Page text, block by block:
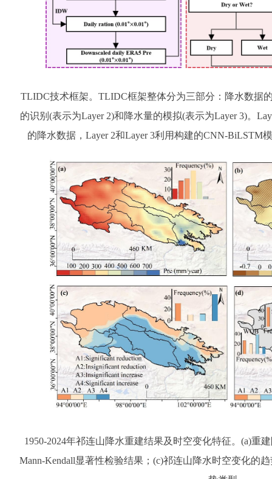
TLIDC技术框架。TLIDC框架整体分为三部分：降水数据
的识别(表示为Layer 2)和降水量的模拟(表示为Layer 3)。
的降水数据，Layer 2和Layer 3利用构建的CNN-BiLSTM
1950-2024年祁连山降水重建结果及时空变化特征。(a)重
Mann-Kendall显著性检验结果；(c)祁连山降水时空变化的